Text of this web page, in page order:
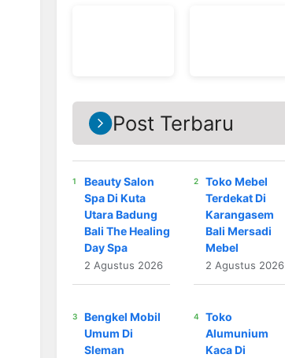
Post Terbaru
Beauty Salon
Spa Di Kuta
Utara Badung
Bali The Healing
Day Spa
2 Agustus 2026
Toko Mebel
Terdekat Di
Karangasem
Bali Mersadi
Mebel
2 Agustus 2026
Bengkel Mobil
Umum Di
Sleman
Toko
Alumunium
Kaca Di